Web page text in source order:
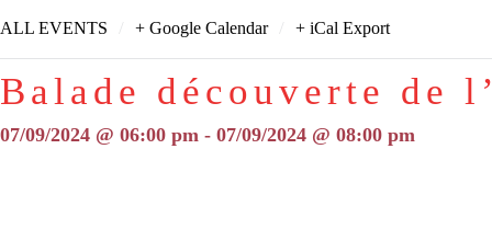
ALL EVENTS + Google Calendar + iCal Export
Balade découverte de
07/09/2024 @ 06:00 pm - 07/09/2024 @ 08:00 pm